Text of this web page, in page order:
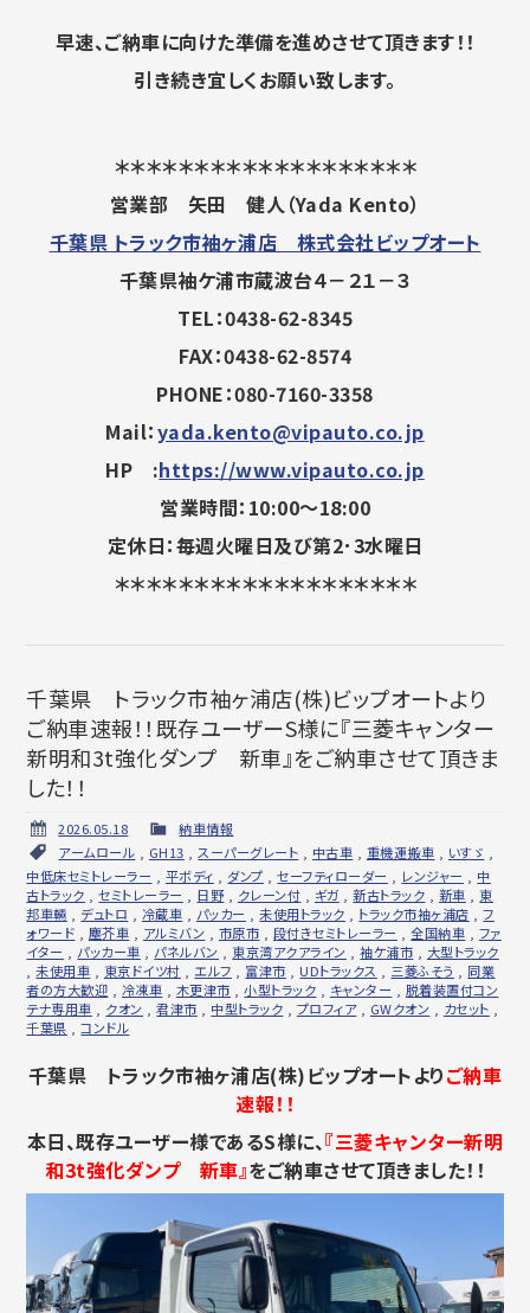
早速、ご納車に向けた準備を進めさせて頂きます！！
引き続き宜しくお願い致します。
＊＊＊＊＊＊＊＊＊＊＊＊＊＊＊＊＊＊＊
営業部 矢田 健人（Yada Kento）
千葉県 トラック市袖ヶ浦店 株式会社ビップオート
千葉県袖ケ浦市蔵波台４－２１－３
TEL：0438-62-8345
FAX：0438-62-8574
PHONE：080-7160-3358
Mail：yada.kento@vipauto.co.jp
HP :https://www.vipauto.co.jp
営業時間：10:00～18:00
定休日：毎週火曜日及び第2･3水曜日
＊＊＊＊＊＊＊＊＊＊＊＊＊＊＊＊＊＊＊
千葉県 トラック市袖ヶ浦店(株)ビップオートより
ご納車速報！！既存ユーザーS様に『三菱キャンター
新明和3t強化ダンプ 新車』をご納車させて頂きま
した！！
2026.05.18
納車情報
アームロール
GH13 スーパーグレート 中古車 重機運搬車 いすゞ
中低床セミトレーラー
平ボディ ダンプ ,セーフティローダー レンジャー
中
古トラック ,セミトレーラー 日野 クレーン付 ギガ ,新古トラック 新車
東
邦車輛
デュトロ 冷蔵車 パッカー ,未使用トラック トラック市袖ヶ浦店 ,フ
ォワード
塵芥車 アルミバン 市原市 段付きセミトレーラー ,全国納車
ファ
イター
パッカー車 パネルバン 東京湾アクアライン ,袖ケ浦市
大型トラック
,未使用車 東京ドイツ村 エルフ 富津市 UDトラックス 三菱ふそう
同業
者の方大歓迎
冷凍車 木更津市 ,小型トラック キャンター
脱着装置付コン
テナ専用車
クオン ,君津市 中型トラック プロフィア, GWクオン カセット
千葉県 ,コンドル
千葉県 トラック市袖ヶ浦店(株)ビップオートよりご納車
速報！！
本日、既存ユーザー様であるS様に、『三菱キャンター新明
和3t強化ダンプ 新車』をご納車させて頂きました！！